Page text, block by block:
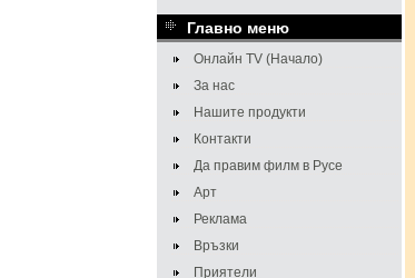
Главно меню
Онлайн TV (Начало)
За нас
Нашите продукти
Контакти
Да правим филм в Русе
Арт
Реклама
Връзки
Приятели